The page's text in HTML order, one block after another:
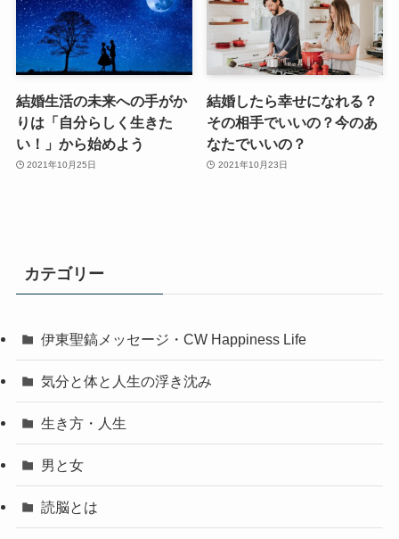
結婚生活の未来への手がか
りは「自分らしく生きた
い！」から始めよう
2021年10月25日
結婚したら幸せになれる？
その相手でいいの？今のあ
なたでいいの？
2021年10月23日
カテゴリー
伊東聖鎬メッセージ・CW Happiness Life
気分と体と人生の浮き沈み
生き方・人生
男と女
読脳とは